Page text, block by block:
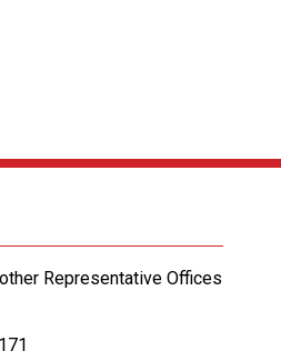
Representative Offices